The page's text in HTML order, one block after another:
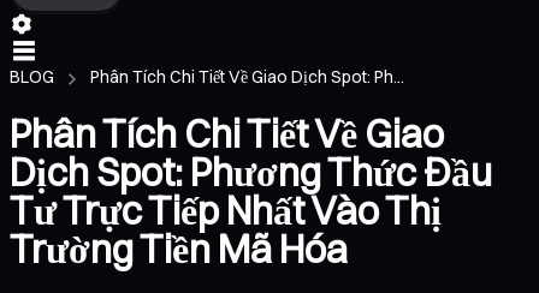
BLOG Phân Tích Chi Tiết Về Giao Dịch Spot: Ph...
Phân Tích Chi Tiết Về Giao
Dịch Spot: Phương Thức Đầu
Tư Trực Tiếp Nhất Vào Thị
Trường Tiền Mã Hóa